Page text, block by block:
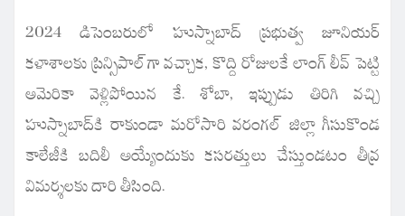
2024 డిసెంబరులో హుస్నాబాద్ ప్రభుత్వ జూనియర్
కళాశాలకు ప్రిన్సిపాల్‌గా వచ్చాక, కొద్ది రోజులకే లాంగ్ లీవ్ పెట్టి
అమెరికా వెళ్లిపోయిన కే. శోబా, ఇప్పుడు తిరిగి వచ్చి
హుస్నాబాద్‌కి రాకుండా మరోసారి వరంగల్ జిల్లా గీసుకొండ
కాలేజీకి బదిలీ అయ్యేందుకు కసరత్తులు చేస్తుండటం తీవ్ర
విమర్శలకు దారి తీసింది.